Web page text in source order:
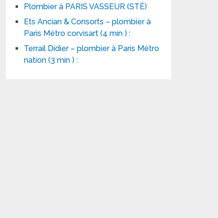
Plombier à PARIS VASSEUR (STÉ)
Ets Ancian & Consorts – plombier à
Paris Métro corvisart (4 min ) :
Terrail Didier – plombier à Paris Métro
nation (3 min ) :